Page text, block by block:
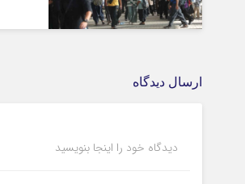
ارسال دیدگاه
دیدگاه خود را اینجا بنویسید